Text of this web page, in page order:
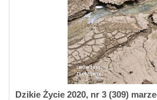
Dzikie Życie 2020, nr 3 (309)